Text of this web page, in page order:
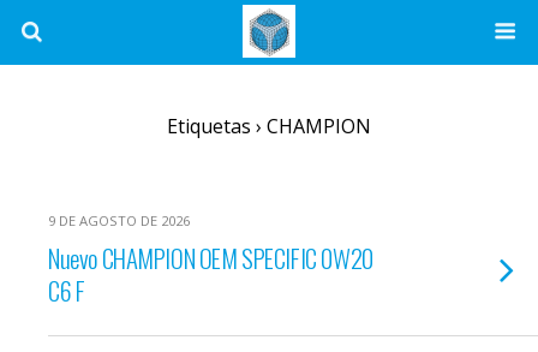
Etiquetas › CHAMPION
9 DE AGOSTO DE 2026
Nuevo CHAMPION OEM SPECIFIC 0W20
C6 F